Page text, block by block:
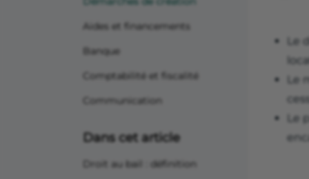
Aides et financements
Banque
Comptabilité et fiscalité
Communication
Dans cet article
Droit au bail : définition
Le
Le
Le